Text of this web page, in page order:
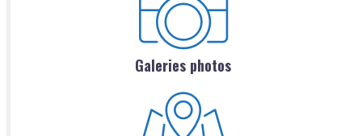
Galeries photos